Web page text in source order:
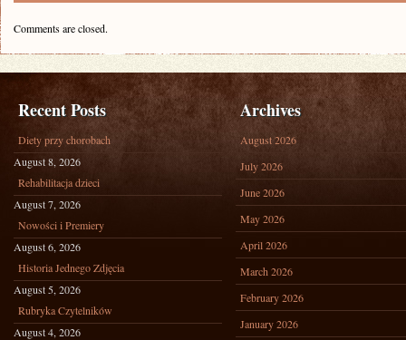
Comments are closed.
Recent Posts
Diety przy chorobach
August 8, 2026
Rehabilitacja dzieci
August 7, 2026
Nowości i Premiery
August 6, 2026
Historia Jednego Zdjęcia
August 5, 2026
Rubryka Czytelników
August 4, 2026
Archives
August 2026
July 2026
June 2026
May 2026
April 2026
March 2026
February 2026
January 2026